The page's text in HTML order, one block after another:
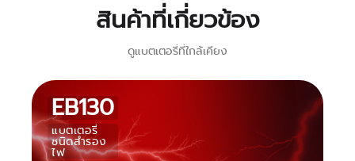
สินค้าที่เกี่ยวข้อง
ดูแบตเตอรี่ที่ใกล้เคียง
EB130
แบตเตอรี่
ชนิดสำรอง
ไฟ